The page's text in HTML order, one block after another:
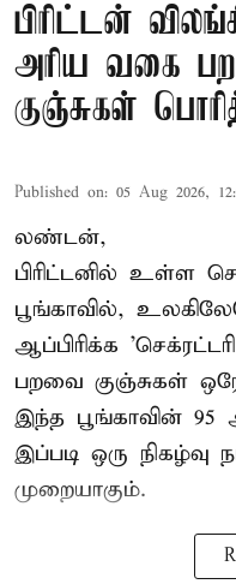
பிரிட்டன்
அரிய வகை
குஞ்சுகள்
Published on: 05 Aug 2026,
லண்டன்,
பிரிட்டனில் உள்ள
பூங்காவில்,
ஆப்பிரிக்க
பறவை குஞ்சுகள்
இந்த பூங்காவின்
இப்படி ஒரு நிகழ்வு
முறையாகும்.